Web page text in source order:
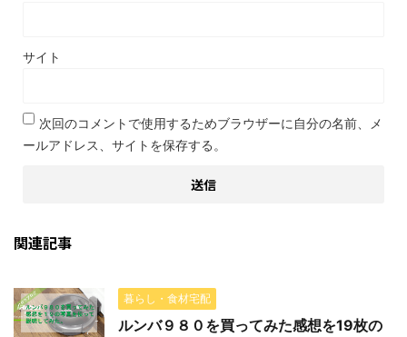
サイト
次回のコメントで使用するためブラウザーに自分の名前、メ
ールアドレス、サイトを保存する。
関連記事
暮らし・食材宅配
ルンバ９８０を買ってみた感想を19枚の